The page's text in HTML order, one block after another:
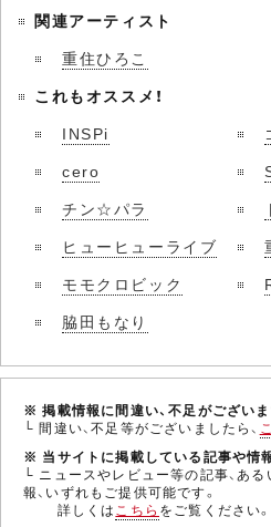
関連アーティスト
重住ひろこ
これもオススメ！
INSPi
cero
チン☆パラ
ヒューヒューライブ
モモクロビック
脇田もなり
※ 掲載情報に間違い、不足がございま
└ 間違い、不足等がございましたら、
※ 当サイトに掲載している記事や情
└ ニュースやレビュー等の記事、あ
報、いずれもご提供可能です。
詳しくはこちら をご覧ください。